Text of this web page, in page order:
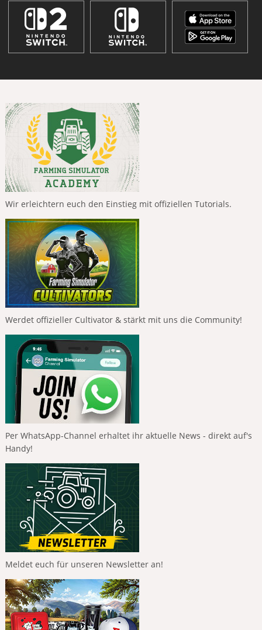
Wir erleichtern euch den Einstieg mit offiziellen Tutorials.
Werdet offizieller Cultivator & stärkt mit uns die Community!
Per WhatsApp-Channel erhaltet ihr aktuelle News - direkt auf's
Handy!
Meldet euch für unseren Newsletter an!